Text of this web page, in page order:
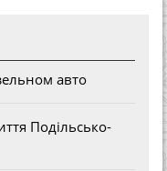
авто
Подільсько-